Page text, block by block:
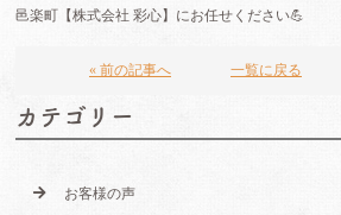
邑楽町【株式会社 彩心】にお任せください💪
« 前の記事へ 一覧に戻る
カテゴリー
お客様の声